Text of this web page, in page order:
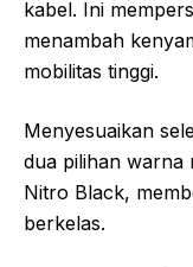
kabel. Ini
menambah
mobilitas tinggi.
Menyesuaikan
dua pilihan warna
Nitro Black,
berkelas.